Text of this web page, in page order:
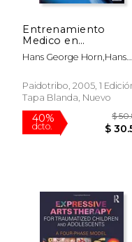
Entrenamiento
Medico en
Rehabilitacion
Hans George Horn,Hans
Paidotribo, 2005, 1
Tapa Blanda, Nuevo